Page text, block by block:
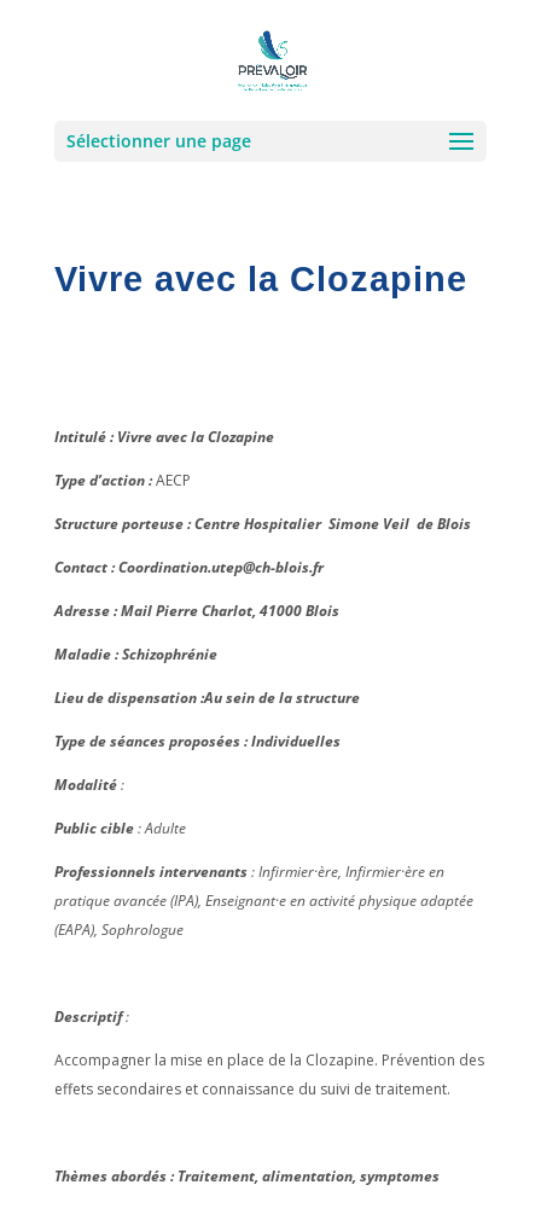
Sélectionner une page
Vivre avec la Clozapine
Intitulé :Vivre avec la Clozapine
Type d’action :AECP
Structure porteuse : Centre Hospitalier Simone Veil de Blois
Contact :Coordination.utep@ch-blois.fr
Adresse : Mail Pierre Charlot, 41000 Blois
Maladie : Schizophrénie
Lieu de dispensation :Au sein de la structure
Type de séances proposées : Individuelles
Modalité:
Public cible: Adulte
Professionnels intervenants:Infirmier·ère, Infirmier·ère en
pratique avancée (IPA), Enseignant·e en activité physique adaptée
(EAPA), Sophrologue
Descriptif:
Accompagner la mise en place de la Clozapine. Prévention des
effets secondaires et connaissance du suivi de traitement.
Thèmes abordés :Traitement, alimentation, symptomes